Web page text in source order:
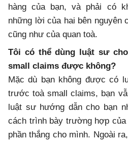
hàng của bạn, và phải có
những lời của hai bên nguyên
cũng như của quan toà.
Tôi có thể dùng luật sư
small claims được không?
Mặc dù bạn không được có
trước toà small claims, bạn
luật sư hướng dẫn cho bạn
cách trình bày trường hợp
phần thắng cho mình. Ngoài